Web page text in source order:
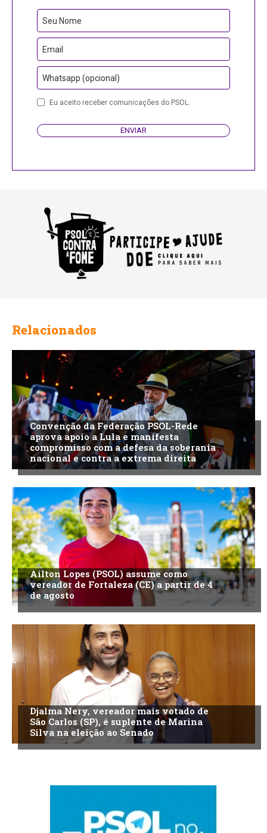
Seu Nome
Email
Whatsapp (opcional)
YourEu aceito receber comunicações do PSOL.
ENVIAR
Relacionados
Convenção da Federação PSOL-Rede
aprova apoio a Lula e manifesta
compromisso com a defesa da soberania
nacional e contra a extrema direita
Ailton Lopes (PSOL) assume como
vereador de Fortaleza (CE) a partir de 4
de agosto
Djalma Nery, vereador mais votado de
São Carlos (SP), é suplente de Marina
Silva na eleição ao Senado